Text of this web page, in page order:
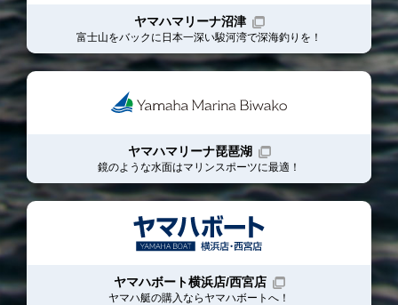
ヤマハマリーナ沼津
富士山をバックに日本一深い駿河湾で深海釣りを！
ヤマハマリーナ琵琶湖
鏡のような水面はマリンスポーツに最適！
ヤマハボート横浜店/西宮店
ヤマハ艇の購入ならヤマハボート へ！